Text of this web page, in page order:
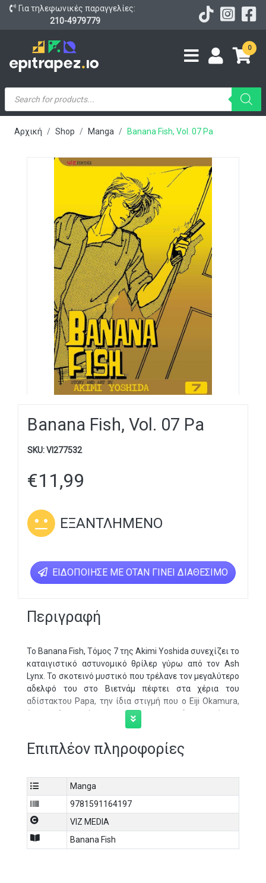
Για τηλεφωνικές παραγγελίες:
210-4979779
0
Products
search
Αρχική Shop Manga Banana Fish, Vol. 07 Pa
Banana Fish, Vol. 07 Pa
SKU:VI277532
€11,99
ΕΞΑΝΤΛΗΜΈΝΟ
ΕΙΔΟΠΟΊΗΣΕ ΜΕ ΌΤΑΝ ΓΊΝΕΙ ΔΙΑΘΈΣΙΜΟ
Περιγραφή
Το Banana Fish, Τόμος 7 της Akimi Yoshida συνεχίζει το
καταιγιστικό αστυνομικό θρίλερ γύρω από τον Ash
Lynx. Το σκοτεινό μυστικό που τρέλανε τον μεγαλύτερο
αδελφό του στο Βιετνάμ πέφτει στα χέρια του
αδίστακτου Papa, την ίδια στιγμή που ο Eiji Okamura,
ένας καλοπροαίρετος νεαρός φωτογράφος από την
Ιαπωνία, μπλέκεται επικίνδυνα στον κόσμο του Ash. Με
δρόμου, έναν ερευνητικό δημοσιογράφο και έναν
του χαρτιά σε μια σύγκρουση όπου κάθε κίνηση μετρά.
Επιπλέον πληροφορίες
Manga
9781591164197
VIZ MEDIA
Banana Fish